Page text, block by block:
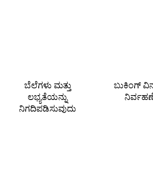
ಬೆಲೆಗಳು ಮತ್ತು
ಲಭ್ಯತೆಯನ್ನು
ನಿಗದಿಪಡಿಸುವುದು
ಬುಕಿಂಗ್